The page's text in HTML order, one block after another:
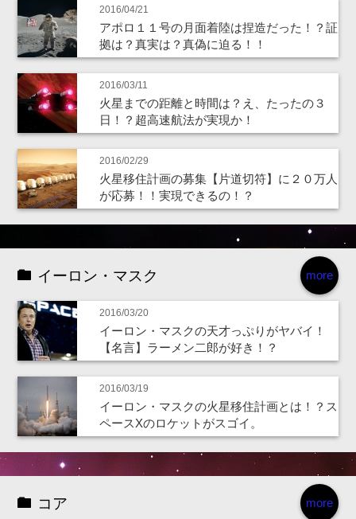
2016/04/21
アポロ１１号の月面着陸は捏造だった！？証
拠は？真実は？真偽に迫る！！
2016/03/11
火星までの距離と時間は？え、たったの３
日！？超高速航法が実現か！
2016/02/29
火星移住計画の募集【片道切符】に２０万人
が応募！！実現できるの！？
more
イーロン・マスク
2016/03/20
イーロン・マスクの天才っぷりがヤバイ！
【名言】ラーメン二郎が好き！？
2016/03/19
イーロン・マスクの火星移住計画とは！？ス
ペースXのロケットがスゴイ。
more
コア